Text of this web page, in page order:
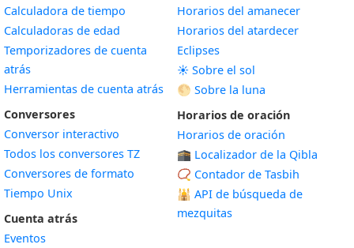
Calculadora de tiempo
Calculadoras de edad
Temporizadores de cuenta
atrás
Herramientas de cuenta atrás
Conversores
Conversor interactivo
Todos los conversores TZ
Conversores de formato
Tiempo Unix
Cuenta atrás
Eventos
Horarios del amanecer
Horarios del atardecer
Eclipses
☀️ Sobre el sol
🌕 Sobre la luna
Horarios de oración
Horarios de oración
🕋 Localizador de la Qibla
📿 Contador de Tasbih
🕌 API de búsqueda de
mezquitas